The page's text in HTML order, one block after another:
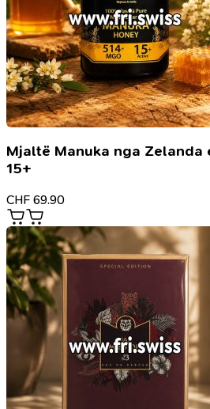
Mjaltë Manuka nga Zelanda
15+
CHF 69.90